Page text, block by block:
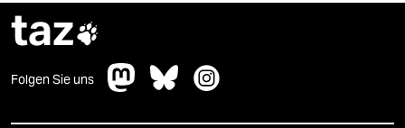
taz
Folgen Sie uns